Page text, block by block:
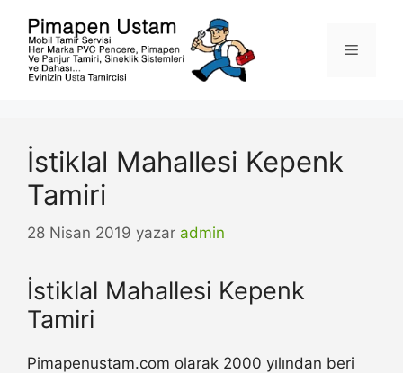
Menü
İstiklal Mahallesi Kepenk
Tamiri
28 Nisan 2019 yazar admin
İstiklal Mahallesi Kepenk
Tamiri
Pimapenustam.com olarak 2000 yılından beri